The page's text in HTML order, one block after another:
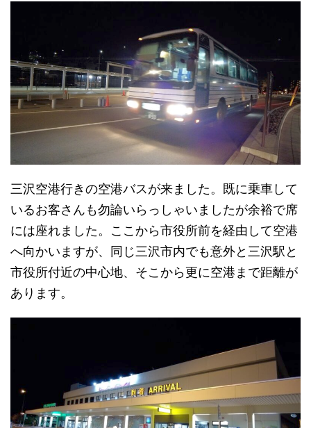
三沢空港行きの空港バスが来ました。既に乗車して
いるお客さんも勿論いらっしゃいましたが余裕で席
には座れました。ここから市役所前を経由して空港
へ向かいますが、同じ三沢市内でも意外と三沢駅と
市役所付近の中心地、そこから更に空港まで距離が
あります。